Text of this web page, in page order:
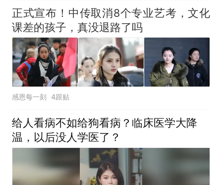
正式宣布！中传取消8个专业艺考，文化
课差的孩子，真没退路了吗
感恩每一刻 4跟贴
给人看病不如给狗看病？临床医学大降
温，以后没人学医了？